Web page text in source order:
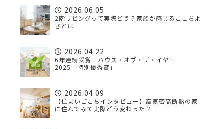
2026.06.05
2階リビングって実際どう？家族が感じるここちよ
さとは
2026.04.22
6年連続受賞！ハウス・オブ・ザ・イヤー
2025「特別優秀賞」
2026.04.09
【住まいごこちインタビュー】高気密高断熱の家
に住んでみて実際どう変わった？